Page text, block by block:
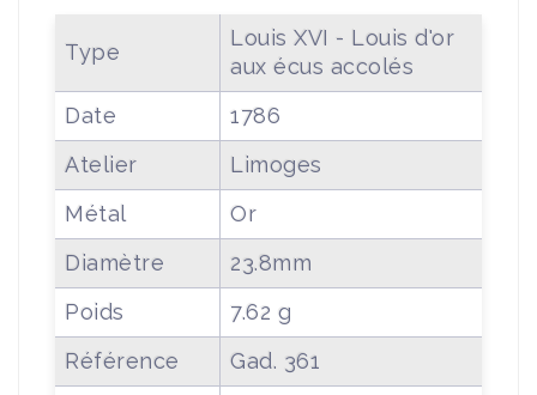
Type
Louis XVI - Louis d'or
aux écus accolés
Date
1786
Atelier
Limoges
Métal
Or
Diamètre
23.8mm
Poids
7.62 g
Référence
Gad. 361